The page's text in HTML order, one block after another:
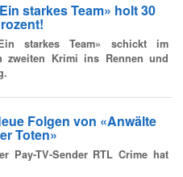
starkes Team» holt 30
starkes Team» schickt im
zweiten Krimi ins Rennen und
Folgen von «Anwälte
Toten»
Pay-TV-Sender RTL Crime hat